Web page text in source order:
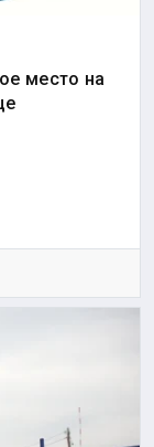
место на